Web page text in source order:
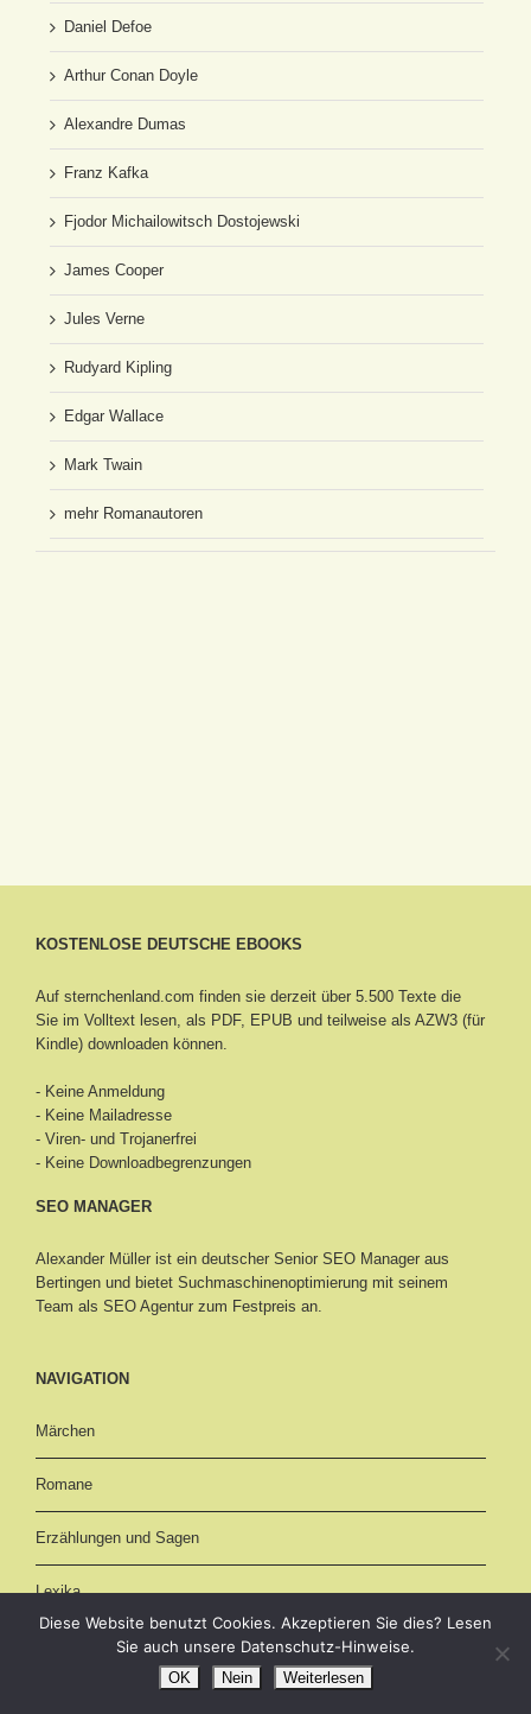
Daniel Defoe
Arthur Conan Doyle
Alexandre Dumas
Franz Kafka
Fjodor Michailowitsch Dostojewski
James Cooper
Jules Verne
Rudyard Kipling
Edgar Wallace
Mark Twain
mehr Romanautoren
KOSTENLOSE DEUTSCHE EBOOKS
Auf sternchenland.com finden sie derzeit über 5.500 Texte die
Sie im Volltext lesen, als PDF, EPUB und teilweise als AZW3 (für
Kindle) downloaden können.
- Keine Anmeldung
- Keine Mailadresse
- Viren- und Trojanerfrei
- Keine Downloadbegrenzungen
SEO MANAGER
Alexander Müller ist ein deutscher Senior SEO Manager aus
Bertingen und bietet Suchmaschinenoptimierung mit seinem
Team als SEO Agentur zum Festpreis an.
NAVIGATION
Märchen
Romane
Erzählungen und Sagen
Lexika
Diese Website benutzt Cookies. Akzeptieren Sie dies? Lesen
Sie auch unsere Datenschutz-Hinweise.
OK Nein Weiterlesen